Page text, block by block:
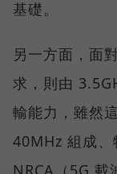
基礎。
另一方面，面
求，則由
輸能力，雖然
40MHz 組成、